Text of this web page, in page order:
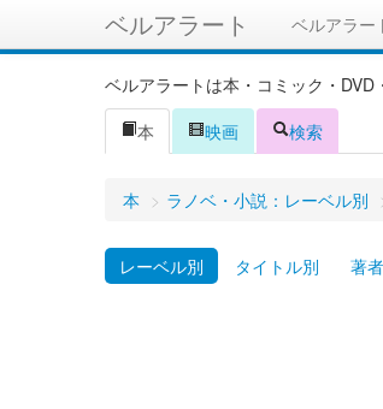
ベルアラート ベルアラー
ベルアラートは本・コミック・
本
映画 検索
本 > ラノベ・小説：レーベル別
レーベル別 タイトル別 著